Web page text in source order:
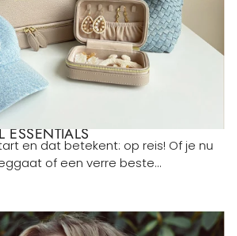
ESSENTIALS
en dat betekent: op reis! Of je nu
of een verre beste...